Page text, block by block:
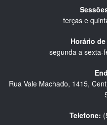
terças e
Horário
segunda a sexta-
Rua Vale Machado, 1415,
Telefone: